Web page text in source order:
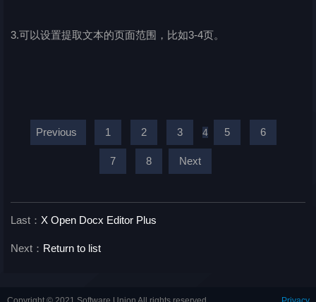
3.可以设置提取文本的页面范围，比如3-4页。
Previous 1 2 3 4 5 6
7 8 Next
Last： X Open Docx Editor Plus
Next： Return to list